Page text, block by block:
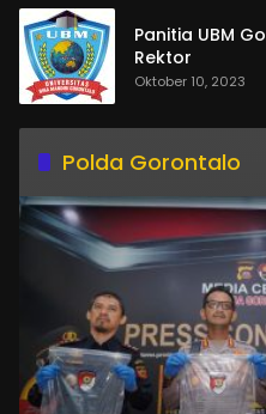
Panitia UBM
Rektor
Oktober 10, 2023
Polda Gorontalo